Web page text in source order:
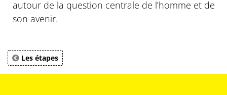
autour de la question centrale de l’homme et de
son avenir.
Les étapes